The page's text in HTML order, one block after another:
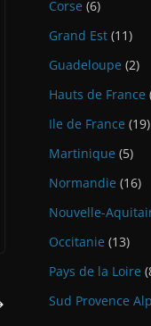
Corse (6)
Grand Est (11)
Guadeloupe (2)
Hauts de France
Ile de France (19)
Martinique (5)
Normandie (16)
Nouvelle-
Occitanie (13)
Pays de la Loire
Sud Provence